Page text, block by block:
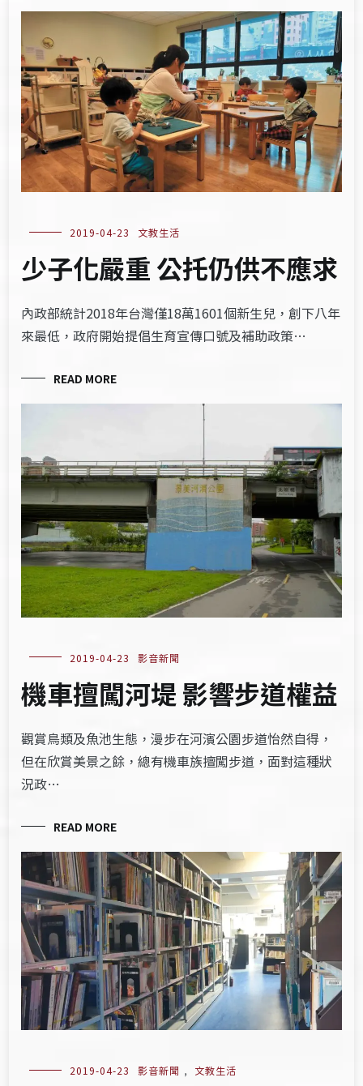
2019-04-23 文教生活
少子化嚴重 公托仍供不應求
內政部統計2018年台灣僅18萬1601個新生兒，創下八年
來最低，政府開始提倡生育宣傳口號及補助政策…
READ MORE
2019-04-23 影音新聞
機車擅闖河堤 影響步道權益
觀賞鳥類及魚池生態，漫步在河濱公園步道怡然自得，
但在欣賞美景之餘，總有機車族擅闖步道，面對這種狀
況政…
READ MORE
2019-04-23 影音新聞 , 文教生活